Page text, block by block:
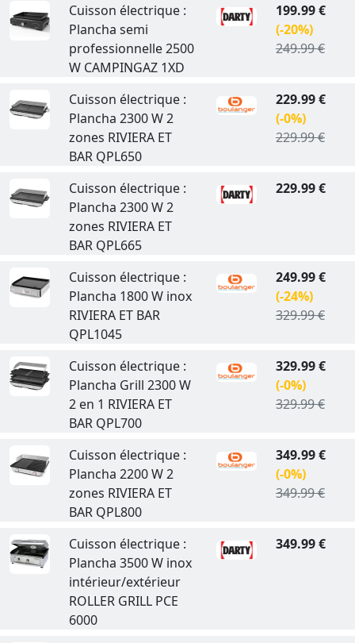
Cuisson électrique :
Plancha semi
professionnelle 2500
W CAMPINGAZ 1XD
199.99 €
(-20%)
249.99 €
Cuisson électrique :
Plancha 2300 W 2
zones RIVIERA ET
BAR QPL650
229.99 €
(-0%)
229.99 €
Cuisson électrique :
Plancha 2300 W 2
zones RIVIERA ET
BAR QPL665
229.99 €
Cuisson électrique :
Plancha 1800 W inox
RIVIERA ET BAR
QPL1045
249.99 €
(-24%)
329.99 €
Cuisson électrique :
Plancha Grill 2300 W
2 en 1 RIVIERA ET
BAR QPL700
329.99 €
(-0%)
329.99 €
Cuisson électrique :
Plancha 2200 W 2
zones RIVIERA ET
BAR QPL800
349.99 €
(-0%)
349.99 €
Cuisson électrique :
Plancha 3500 W inox
intérieur/extérieur
ROLLER GRILL PCE
6000
349.99 €